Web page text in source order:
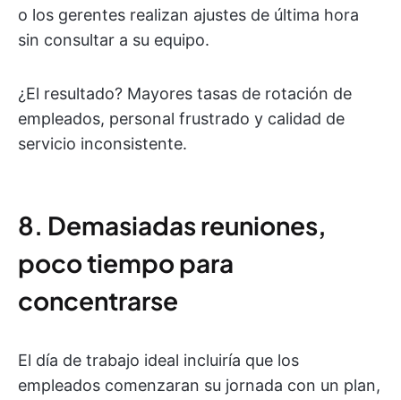
o los gerentes realizan ajustes de última hora
sin consultar a su equipo.
¿El resultado? Mayores tasas de rotación de
empleados, personal frustrado y calidad de
servicio inconsistente.
8. Demasiadas reuniones,
poco tiempo para
concentrarse
El día de trabajo ideal incluiría que los
empleados comenzaran su jornada con un plan,